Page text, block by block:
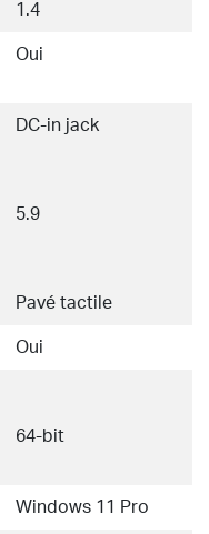
1.4
Oui
DC-in jack
5.9
Pavé tactile
Oui
64-bit
Windows 11 Pro